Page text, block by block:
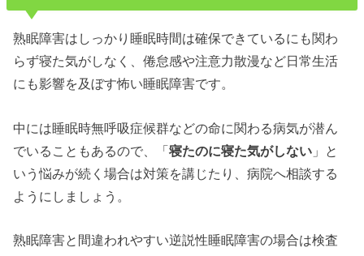
熟眠障害はしっかり睡眠時間は確保できているにも関わ
らず寝た気がしなく、倦怠感や注意力散漫など日常生活
にも影響を及ぼす怖い睡眠障害です。
中には睡眠時無呼吸症候群などの命に関わる病気が潜ん
でいることもあるので、「寝たのに寝た気がしない 」と
いう悩みが続く場合は対策を講じたり、病院へ相談する
ようにしましょう。
熟眠障害と間違われやすい逆説性睡眠障害の場合は検査